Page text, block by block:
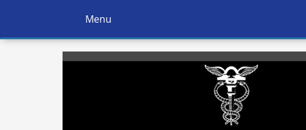
Ativar
Navegação
Menu